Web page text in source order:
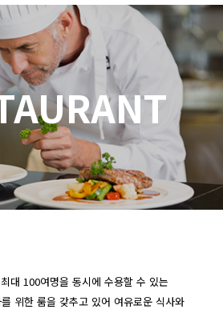
대 100여명을 동시에 수용할 수 있는
위한 룸을 갖추고 있어 여유로운 식사와